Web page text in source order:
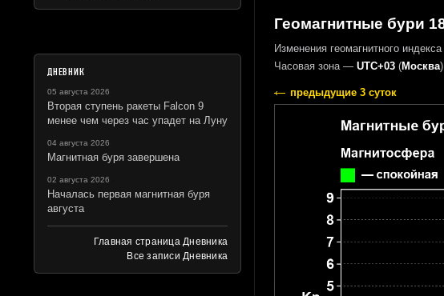
ДНЕВНИК
05 августа 2026
Вторая ступень ракеты Falcon 9
менее чем через час упадет на Луну
04 августа 2026
Магнитная буря завершена
02 августа 2026
Началась первая магнитная буря
августа
Главная страница Дневника
Все записи Дневника
Геомагнитные бури
Изменения геомагнитного
Часовая зона — UTC+03(Москва)
предыдущие 3 суток